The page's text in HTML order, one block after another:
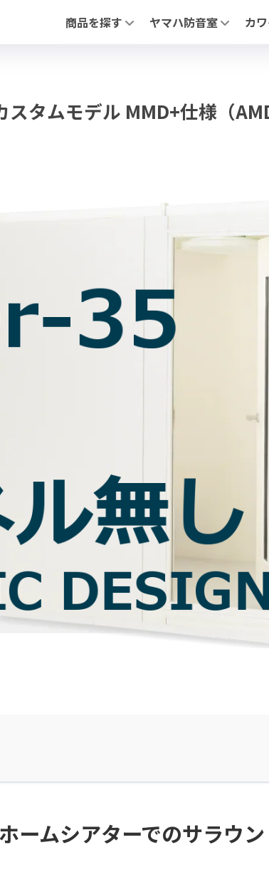
商品を探す
PIANO FLOAT【ピアノ防振ステージ】
ヤマハ防音室
「不燃ユニット（業務用
防音ドア（木製・鉄製・
カ
タムモデル MMD+仕様（
ームシアターでのサラウ